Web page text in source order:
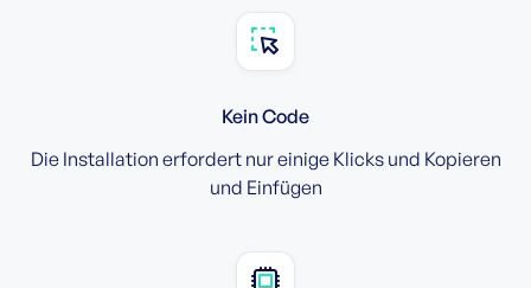
Kein Code
Die Installation erfordert nur einige Klicks und Kopieren
und Einfügen